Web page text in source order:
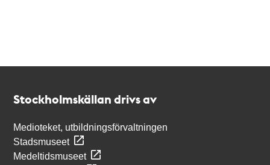
Stockholmskällan drivs av
Medioteket, utbildningsförvaltningen
Stadsmuseet
Medeltidsmuseet